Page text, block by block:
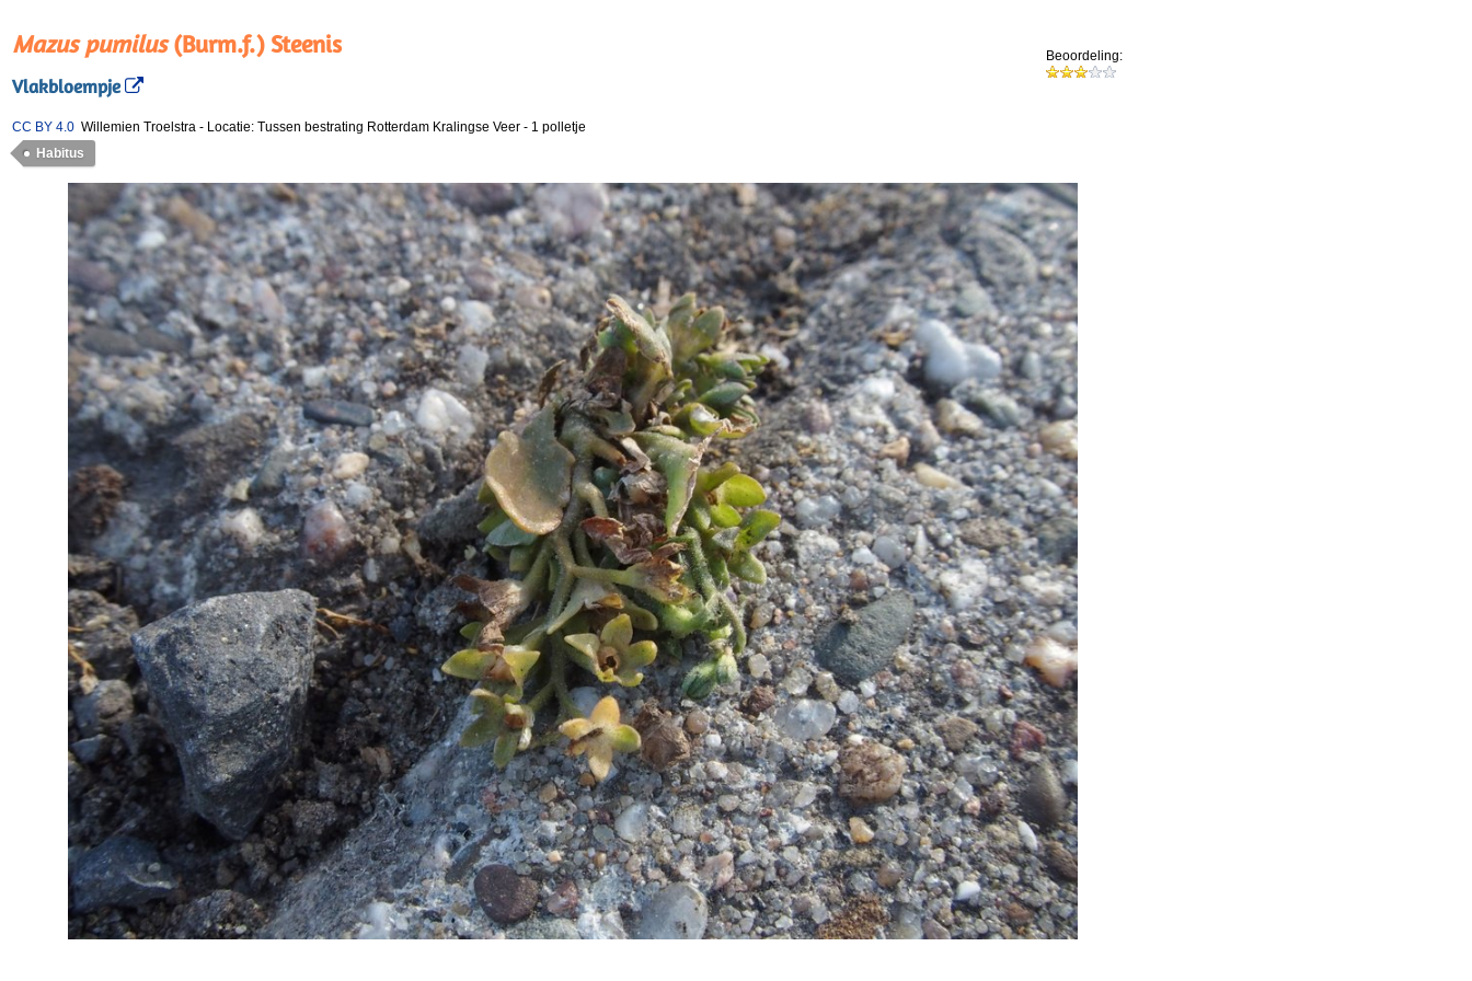
Mazus pumilus(Burm.f.) Steenis
Vlakbloempje
Beoordeling:
CC BY 4.0 Willemien Troelstra - Locatie: Tussen bestrating Rotterdam Kralingse Veer - 1 polletje
Habitus